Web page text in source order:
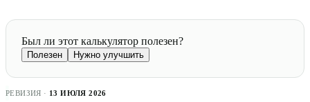
Был ли этот калькулятор полезен?
Полезен Нужно улучшить
РЕВИЗИЯ · 13 ИЮЛЯ 2026